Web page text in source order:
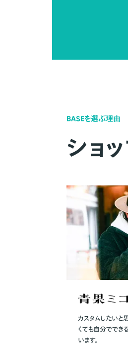
BASEを選ぶ理由
ショ
カスタムしたいと
くても自分ででき
います。